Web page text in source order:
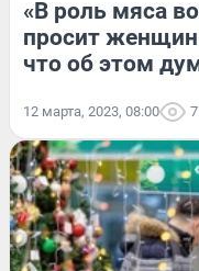
«В роль мяса
просит
что об этом
12 марта, 2023, 08:00